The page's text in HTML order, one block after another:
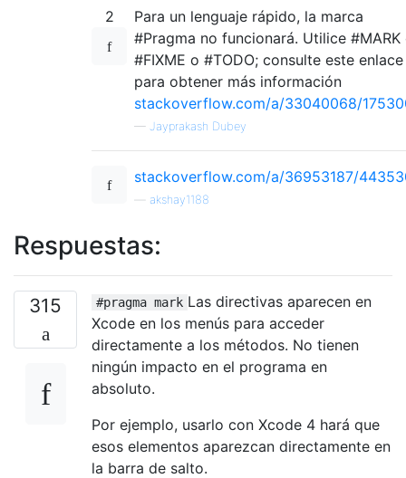
2
Para un lenguaje rápido, la marca
#Pragma no funcionará. Utilice #MARK
#FIXME o #TODO; consulte este enlace
para obtener más información
stackoverflow.com/a/33040068/
— Jayprakash Dubey
stackoverflow.com/a/36953187/
akshay1188
Respuestas:
315 #pragma mark Las directivas aparecen en
Xcode en los menús para acceder
directamente a los métodos. No tienen
ningún impacto en el programa en
absoluto.
Por ejemplo, usarlo con Xcode 4 hará que
esos elementos aparezcan directamente en
la barra de salto.